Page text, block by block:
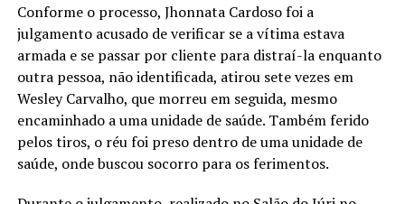
Conforme o processo, Jhonnata Cardoso foi a
julgamento acusado de verificar se a vítima estava
armada e se passar por cliente para distraí-la enquanto
outra pessoa, não identificada, atirou sete vezes em
Wesley Carvalho, que morreu em seguida, mesmo
encaminhado a uma unidade de saúde. Também ferido
pelos tiros, o réu foi preso dentro de uma unidade de
saúde, onde buscou socorro para os ferimentos.